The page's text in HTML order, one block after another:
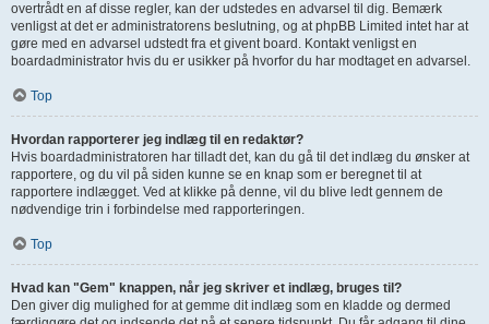
overtrådt en af disse regler, kan der udstedes en advarsel til dig. Bemærk
venligst at det er administratorens beslutning, og at phpBB Limited intet har at
gøre med en advarsel udstedt fra et givent board. Kontakt venligst en
boardadministrator hvis du er usikker på hvorfor du har modtaget en advarsel.
Top
Hvordan rapporterer jeg indlæg til en redaktør?
Hvis boardadministratoren har tilladt det, kan du gå til det indlæg du ønsker at
rapportere, og du vil på siden kunne se en knap som er beregnet til at
rapportere indlægget. Ved at klikke på denne, vil du blive ledt gennem de
nødvendige trin i forbindelse med rapporteringen.
Top
Hvad kan "Gem" knappen, når jeg skriver et indlæg, bruges til?
Den giver dig mulighed for at gemme dit indlæg som en kladde og dermed